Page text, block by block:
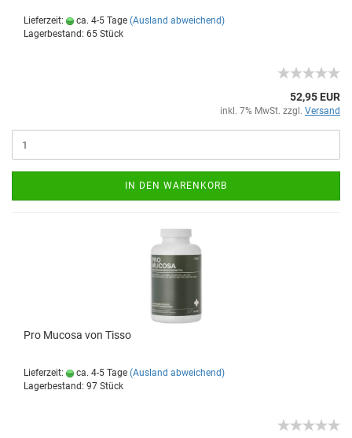
Lieferzeit: ca. 4-5 Tage (Ausland abweichend)
Lagerbestand: 65 Stück
52,95 EUR
inkl. 7% MwSt. zzgl. Versand
IN DEN WARENKORB
Pro Mucosa von Tisso
Lieferzeit: ca. 4-5 Tage (Ausland abweichend)
Lagerbestand: 97 Stück